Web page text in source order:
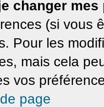
changer
(si vous
Pour les
mais cela
vos
page